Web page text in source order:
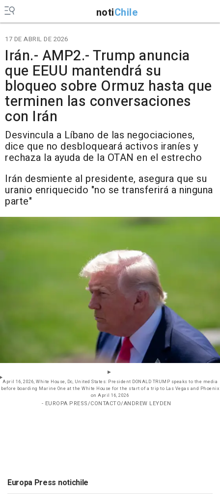
notiChile
17 DE ABRIL DE 2026
Irán.- AMP2.- Trump anuncia
que EEUU mantendrá su
bloqueo sobre Ormuz hasta que
terminen las conversaciones
con Irán
Desvincula a Líbano de las negociaciones,
dice que no desbloqueará activos iraníes y
rechaza la ayuda de la OTAN en el estrecho
Irán desmiente al presidente, asegura que su
uranio enriquecido "no se transferirá a ninguna
parte"
April 16, 2026, White House, Dc, United States: President DONALD TRUMP speaks to the media
before boarding Marine One at the White House for the start of a trip to Las Vegas and Phoenix
on April 16, 2026
- EUROPA PRESS/CONTACTO/ANDREW LEYDEN
Europa Press notichile